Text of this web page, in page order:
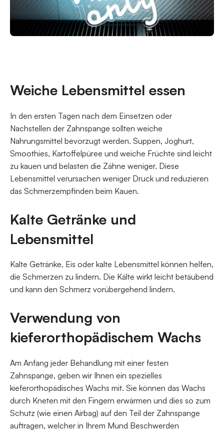
Weiche Lebensmittel essen
In den ersten Tagen nach dem Einsetzen oder
Nachstellen der Zahnspange sollten weiche
Nahrungsmittel bevorzugt werden. Suppen, Joghurt,
Smoothies, Kartoffelpüree und weiche Früchte sind leicht
zu kauen und belasten die Zähne weniger. Diese
Lebensmittel verursachen weniger Druck und reduzieren
das Schmerzempfinden beim Kauen.
Kalte Getränke und
Lebensmittel
Kalte Getränke, Eis oder kalte Lebensmittel können helfen,
die Schmerzen zu lindern. Die Kälte wirkt leicht betäubend
und kann den Schmerz vorübergehend lindern.
Verwendung von
kieferorthopädischem Wachs
Am Anfang jeder Behandlung mit einer festen
Zahnspange, geben wir Ihnen ein spezielles
kieferorthopädisches Wachs mit. Sie können das Wachs
durch Kneten mit den Fingern erwärmen und dies so zum
Schutz (wie einen Airbag) auf den Teil der Zahnspange
auftragen, welcher in Ihrem Mund Beschwerden